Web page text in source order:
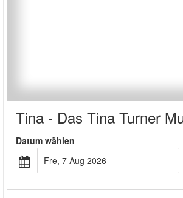
Tina - Das Tina Turner
Datum wählen
Fre, 7 Aug 2026